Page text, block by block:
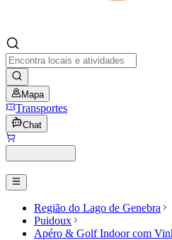
Mapa
Transportes
Chat
Região do Lago de Genebra
Puidoux
Apéro & Golf Indoor com